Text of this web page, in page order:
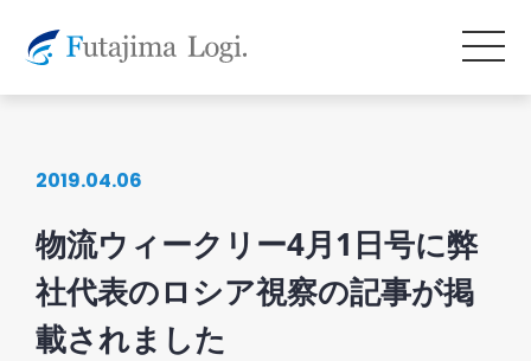
2019.04.06
物流ウィークリー4月1日号に弊
社代表のロシア視察の記事が掲
載されました